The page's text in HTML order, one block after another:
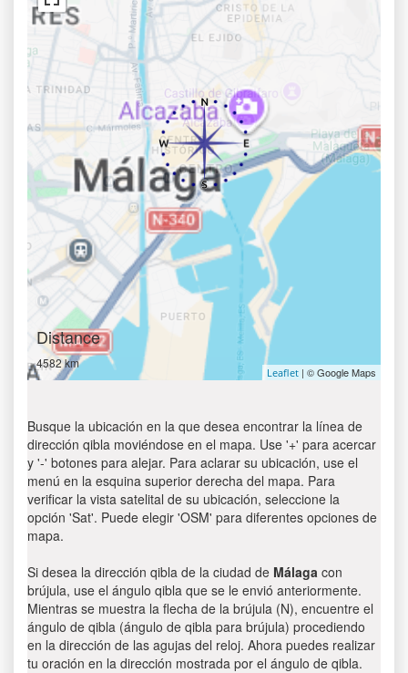
Distance
4582 km
Leaflet | © Google Maps
Busque la ubicación en la que desea encontrar la línea de
dirección qibla moviéndose en el mapa. Use '+' para acercar
y '-' botones para alejar. Para aclarar su ubicación, use el
menú en la esquina superior derecha del mapa. Para
verificar la vista satelital de su ubicación, seleccione la
opción 'Sat'. Puede elegir 'OSM' para diferentes opciones de
mapa.
Si desea la dirección qibla de la ciudad de Málaga con
brújula, use el ángulo qibla que se le envió anteriormente.
Mientras se muestra la flecha de la brújula (N), encuentre el
ángulo de qibla (ángulo de qibla para brújula) procediendo
en la dirección de las agujas del reloj. Ahora puedes realizar
tu oración en la dirección mostrada por el ángulo de qibla.